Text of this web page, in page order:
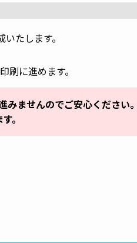
たします。
刷に進めます。
ませんのでご安心ください。
。